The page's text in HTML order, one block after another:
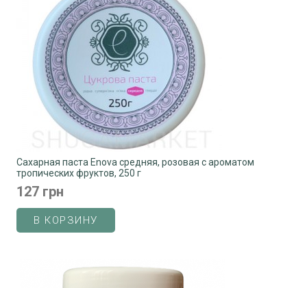
Сахарная паста Enova средняя, розовая с ароматом
тропических фруктов, 250 г
127 грн
В КОРЗИНУ